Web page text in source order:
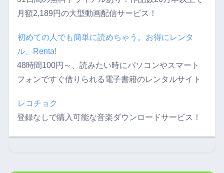
月額2,189円の大型動画配信サービス！
初めての人でも簡単に読めちゃう。お得にレンタ
ル、Renta!
48時間100円～、読みたい時にパソコンやスマート
フォンですぐ借りられる電子書籍のレンタルサイト
レコチョク
登録なしで購入可能な音楽ダウンロードサービス！